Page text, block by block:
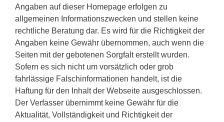
Angaben auf dieser Homepage erfolgen zu
allgemeinen Informationszwecken und stellen keine
rechtliche Beratung dar. Es wird für die Richtigkeit der
Angaben keine Gewähr übernommen, auch wenn die
Seiten mit der gebotenen Sorgfalt erstellt wurden.
Sofern es sich nicht um vorsätzlich oder grob
fahrlässige Falschinformationen handelt, ist die
Haftung für den Inhalt der Webseite ausgeschlossen.
Der Verfasser übernimmt keine Gewähr für die
Aktualität, Vollständigkeit und Richtigkeit der